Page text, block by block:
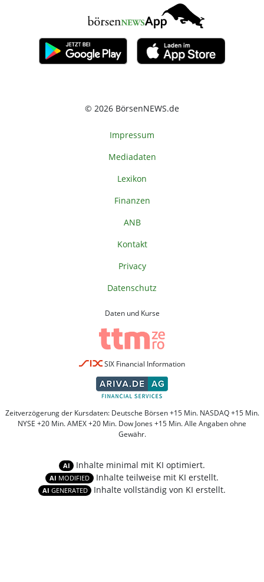
© 2026 BörsenNEWS.de
Impressum
Mediadaten
Lexikon
Finanzen
ANB
Kontakt
Privacy
Datenschutz
Daten und Kurse
SIX Financial Information
Zeitverzögerung der Kursdaten: Deutsche Börsen +15 Min. NASDAQ +15 Min.
NYSE +20 Min. AMEX +20 Min. Dow Jones +15 Min. Alle Angaben ohne
Gewähr.
AI Inhalte minimal mit KI optimiert.
AI MODIFIED Inhalte teilweise mit KI erstellt.
AI GENERATED Inhalte vollständig von KI erstellt.